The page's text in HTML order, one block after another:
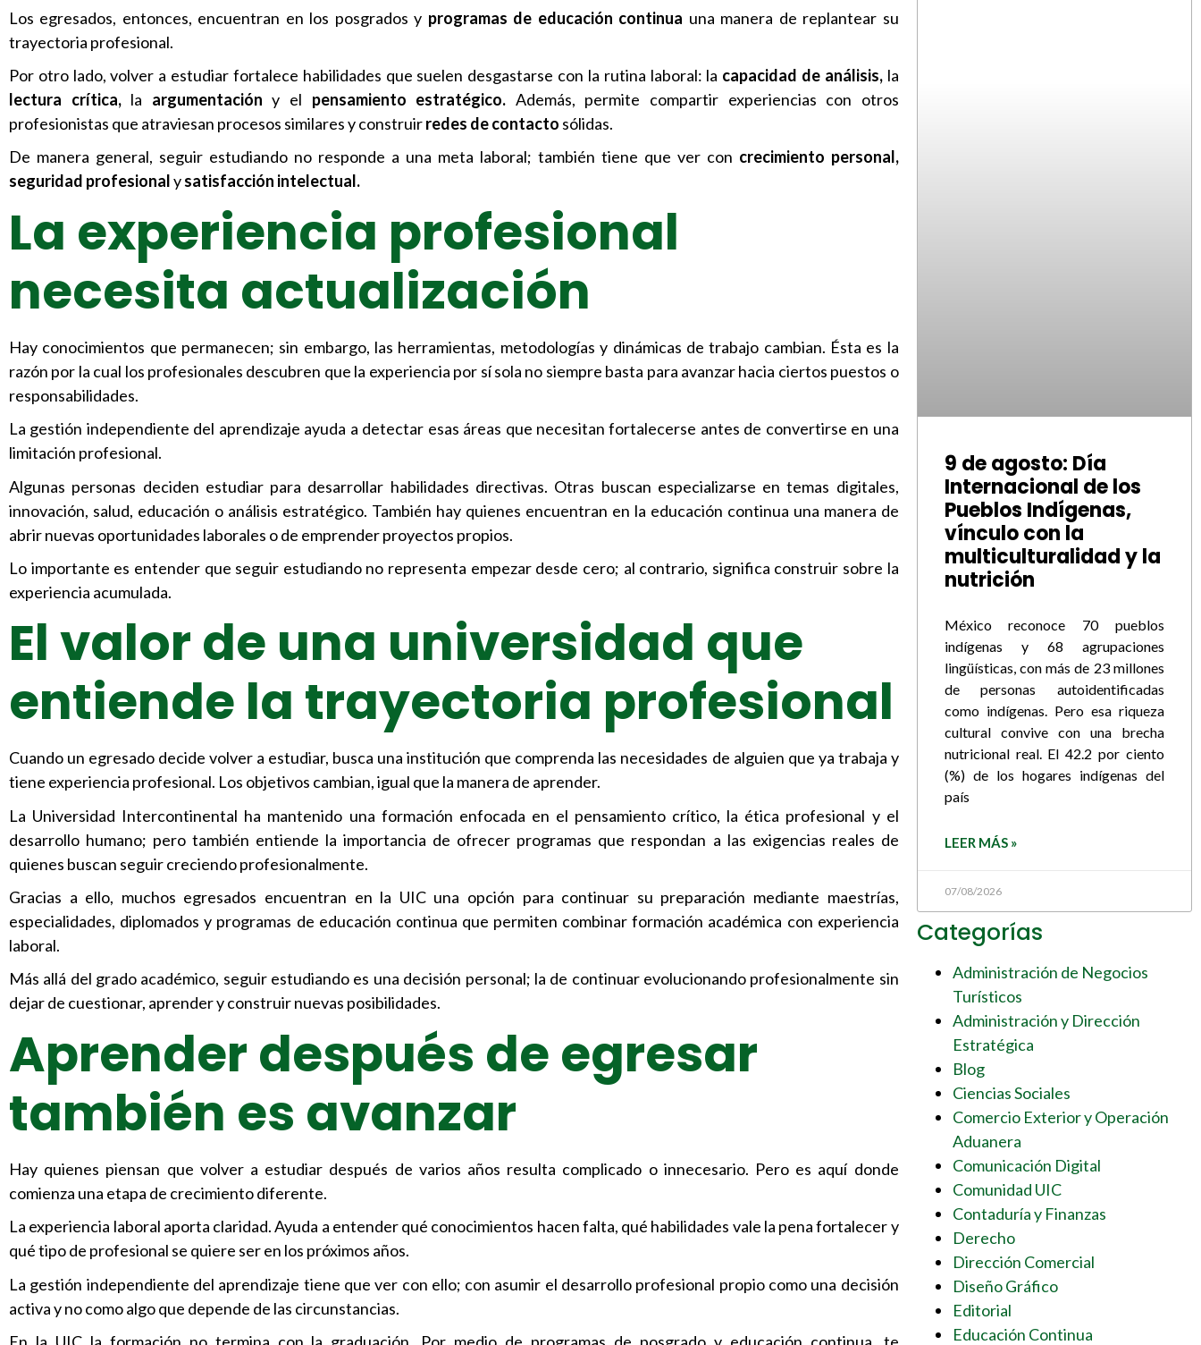
Los egresados, entonces, encuentran en los posgrados y programas de educación continua una manera de replantear su
trayectoria profesional.
Por otro lado, volver a estudiar fortalece habilidades que suelen desgastarse con la rutina laboral: la capacidad de análisis,la
lectura crítica,la argumentación y el pensamiento estratégico. Además, permite compartir experiencias con otros
profesionistas que atraviesan procesos similares y construirredes de contacto sólidas.
De manera general, seguir estudiando no responde a una meta laboral; también tiene que ver con crecimiento personal,
seguridad profesionalysatisfacción intelectual.
La experiencia profesional
necesita actualización
Hay conocimientos que permanecen; sin embargo, las herramientas, metodologías y dinámicas de trabajo cambian. Ésta es la
razón por la cual los profesionales descubren que la experiencia por sí sola no siempre basta para avanzar hacia ciertos puestos o
responsabilidades.
La gestión independiente del aprendizaje ayuda a detectar esas áreas que necesitan fortalecerse antes de convertirse en una
limitación profesional.
Algunas personas deciden estudiar para desarrollar habilidades directivas. Otras buscan especializarse en temas digitales,
innovación, salud, educación o análisis estratégico. También hay quienes encuentran en la educación continua una manera de
abrir nuevas oportunidades laborales o de emprender proyectos propios.
Lo importante es entender que seguir estudiando no representa empezar desde cero; al contrario, significa construir sobre la
experiencia acumulada.
El valor de una universidad que
entiende la trayectoria profesional
Cuando un egresado decide volver a estudiar, busca una institución que comprenda las necesidades de alguien que ya trabaja y
tiene experiencia profesional. Los objetivos cambian, igual que la manera de aprender.
La Universidad Intercontinental ha mantenido una formación enfocada en el pensamiento crítico, la ética profesional y el
desarrollo humano; pero también entiende la importancia de ofrecer programas que respondan a las exigencias reales de
quienes buscan seguir creciendo profesionalmente.
Gracias a ello, muchos egresados encuentran en la UIC una opción para continuar su preparación mediante maestrías,
especialidades, diplomados y programas de educación continua que permiten combinar formación académica con experiencia
laboral.
Más allá del grado académico, seguir estudiando es una decisión personal; la de continuar evolucionando profesionalmente sin
dejar de cuestionar, aprender y construir nuevas posibilidades.
Aprender después de egresar
también es avanzar
Hay quienes piensan que volver a estudiar después de varios años resulta complicado o innecesario. Pero es aquí donde
comienza una etapa de crecimiento diferente.
La experiencia laboral aporta claridad. Ayuda a entender qué conocimientos hacen falta, qué habilidades vale la pena fortalecer y
qué tipo de profesional se quiere ser en los próximos años.
La gestión independiente del aprendizaje tiene que ver con ello; con asumir el desarrollo profesional propio como una decisión
activa y no como algo que depende de las circunstancias.
9 de agosto: Día
Internacional de los
Pueblos Indígenas,
vínculo con la
multiculturalidad y la
nutrición
México reconoce 70 pueblos
indígenas y 68 agrupaciones
lingüísticas, con más de 23 millones
de personas autoidentificadas
como indígenas. Pero esa riqueza
cultural convive con una brecha
nutricional real. El 42.2 por ciento
(%) de los hogares indígenas del
país
LEER MÁS »
07/08/2026
Categorías
Administración de Negocios
Turísticos
Administración y Dirección
Estratégica
Blog
Ciencias Sociales
Comercio Exterior y Operación
Aduanera
Comunicación Digital
Comunidad UIC
Contaduría y Finanzas
Derecho
Dirección Comercial
Diseño Gráfico
Editorial
Educación Continua